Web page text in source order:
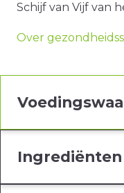
Schijf van Vijf van
Over
Ingrediënten